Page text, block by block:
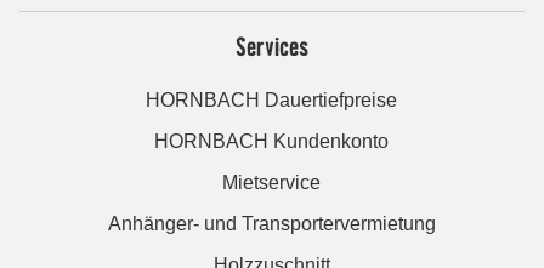
Services
HORNBACH Dauertiefpreise
HORNBACH Kundenkonto
Mietservice
Anhänger- und Transportervermietung